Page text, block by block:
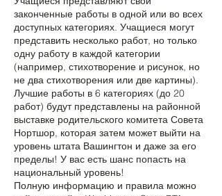
законченные работы в одной или во всех
доступных категориях. Учащиеся могут
представить несколько работ, но только
одну работу в каждой категории
(например, стихотворение и рисунок, но
не два стихотворения или две картины).
Лучшие работы в 6 категориях (до 20
работ) будут представлены на районной
выставке родительского комитета Совета
Нортшор, которая затем может выйти на
уровень штата Вашингтон и даже за его
пределы! У вас есть шанс попасть на
национальный уровень!
Полную информацию и правила можно